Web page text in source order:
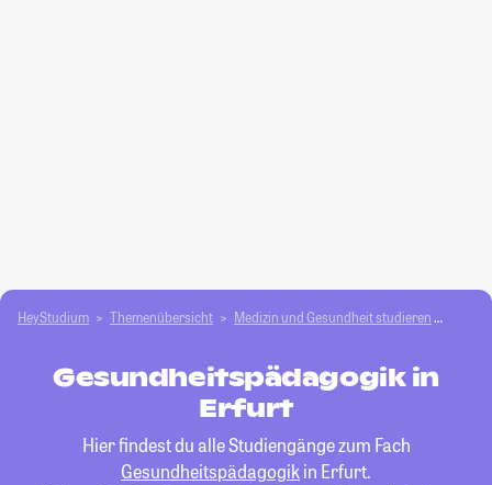
HeyStudium Themenübersicht Medizin und Gesundheit studieren
Gesundheitspädagogik in
Erfurt
Hier findest du alle Studiengänge zum Fach
Gesundheitspädagogikin Erfurt.